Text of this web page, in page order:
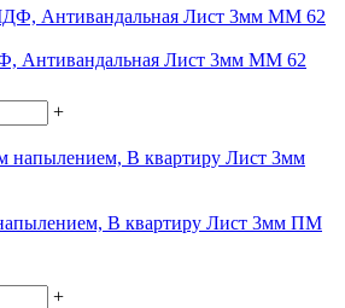
Антивандальная Лист 3мм ММ 62
+
В квартиру Лист 3мм ПМ
+